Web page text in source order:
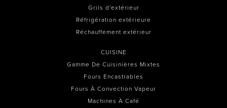
Grils d'extérieur
Réfrigération extérieure
Réchauffement extérieur
CUISINE
Gamme De Cuisinières Mixtes
Fours Encastrables
Fours À Convection Vapeur
Machines À Café